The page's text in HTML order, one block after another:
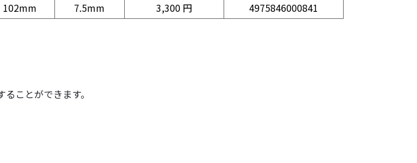
102mm 7.5mm 3,300 円 4975846000841
ことができます。